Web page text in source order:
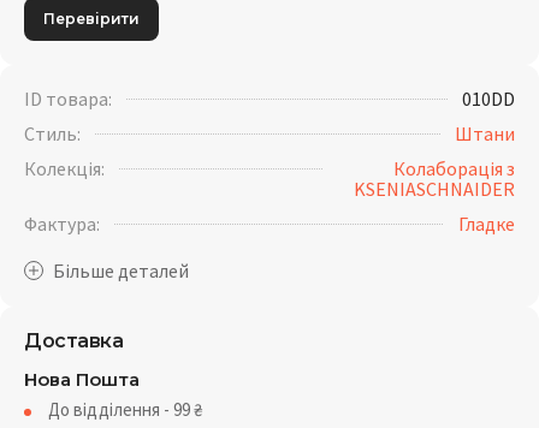
Перевірити
ID товара:
010DD
Стиль:
Штани
Колекція:
Колаборація з
KSENIASCHNAIDER
Фактура:
Гладке
Доставка
Нова Пошта
До відділення - 99₴